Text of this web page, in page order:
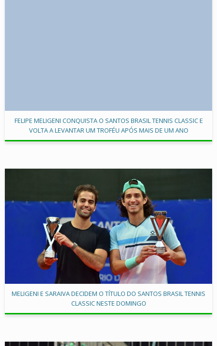
FELIPE MELIGENI CONQUISTA O SANTOS BRASIL TENNIS CLASSIC E
VOLTA A LEVANTAR UM TROFÉU APÓS MAIS DE UM ANO
MELIGENI E SARAIVA DECIDEM O TÍTULO DO SANTOS BRASIL TENNIS
CLASSIC NESTE DOMINGO